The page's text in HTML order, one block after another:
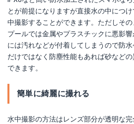
とが前提になりますが直接水の中につ
中撮影することができます。ただしそ
プールでは金属やプラスチックに悪影
には汚れなどが付着してしまうので防
だけではなく防塵性能もあれば砂など
できます。
簡単に綺麗に撮れる
水中撮影の方法はレンズ部分が透明な